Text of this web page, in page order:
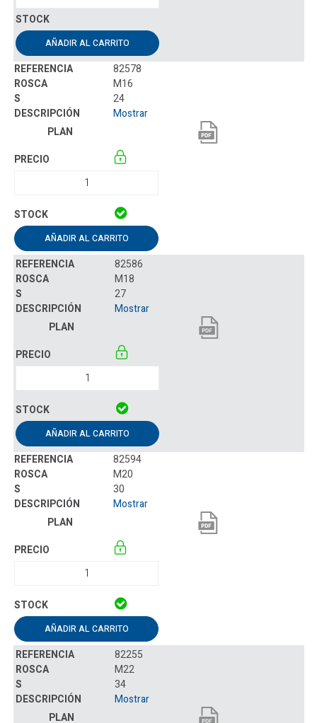
AÑADIR AL CARRITO
82578
M16
24
Mostrar
AÑADIR AL CARRITO
82586
M18
27
Mostrar
AÑADIR AL CARRITO
82594
M20
30
Mostrar
AÑADIR AL CARRITO
82255
M22
34
Mostrar